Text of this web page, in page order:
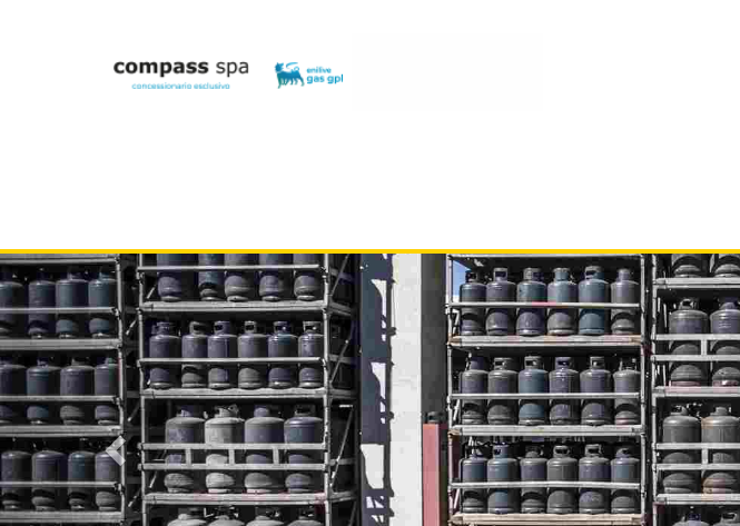
Previous